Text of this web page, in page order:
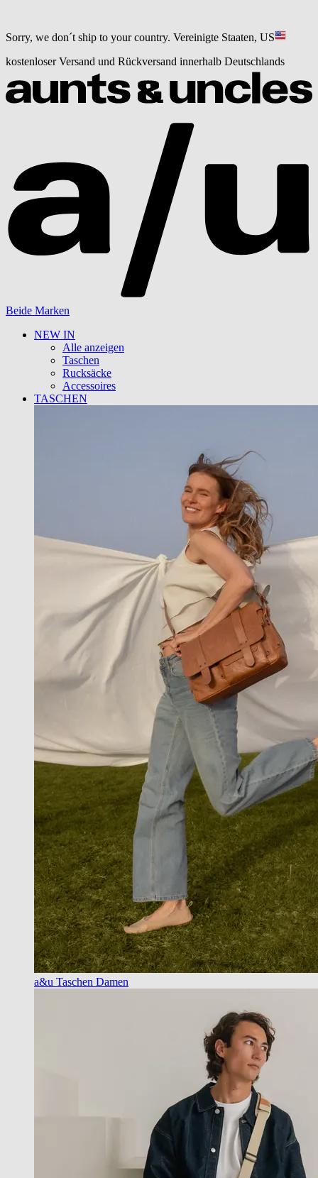
Sorry, we don´t ship to your country. Vereinigte Staaten, US
kostenloser Versand und Rückversand innerhalb Deutschlands
Beide Marken
NEW IN
Alle anzeigen
Taschen
Rucksäcke
Accessoires
TASCHEN
a&u Taschen Damen